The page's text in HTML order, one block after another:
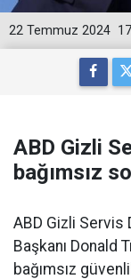
22 Temmuz 2024
ABD Gizli
bağımsız
ABD Gizli Servis
Başkanı
bağımsız